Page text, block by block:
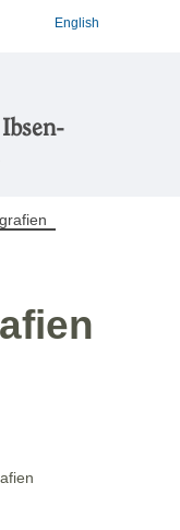
English